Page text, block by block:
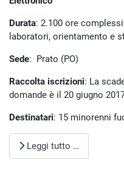
Durata: 2.100 ore
laboratori, orientamento e
Sede: Prato (PO)
Raccolta iscrizioni: La
domande è il 20 giugno
Destinatari: 15 minorenni
Leggi tutto …